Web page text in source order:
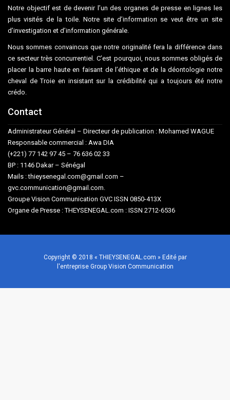
Notre objectif est de devenir l’un des organes de presse en lignes les
plus visités de la toile. Notre site d’information se veut être un site
d’investigation et d’information générale.
Nous sommes convaincus que notre originalité fera la différence dans
ce secteur très concurrentiel. C’est pourquoi, nous sommes obligés de
placer la barre haute en faisant de l’éthique et de la déontologie notre
cheval de Troie en insistant sur la crédibilité qui a toujours été notre
crédo.
Contact
Administrateur Général – Directeur de publication : Mohamed WAGUE
Responsable commercial : Awa DIA
(+221) 77 142 97 45 – 76 636 02 33
BP : 1146 Dakar – Sénégal
Mails : thieysenegal.com@gmail.com –
gvc.communication@gmail.com.
Groupe Vision Communication GVC ISSN 0850-413X
Organe de Presse : THEYSENEGAL.com : ISSN 2712-6536
Copyright © 2018 « THIEYSENEGAL.com » Edité par
l'entreprise Group Vision Communication